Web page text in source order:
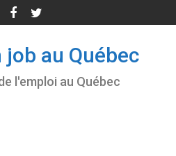
au Québec
l'emploi au Québec